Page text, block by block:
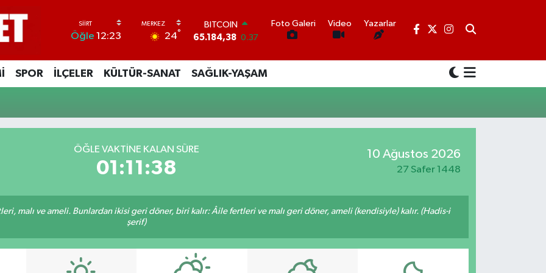
Öğle 12:23 24°
BITCOIN
65.184,38 0.37
47,7239 0.01
EURO
55,1823 -0.06
GRAM ALTIN
Foto Galeri Video Yazarlar
SPOR İLÇELER KÜLTÜR-SANAT SAĞLIK-YAŞAM
ÖĞLE VAKTINE KALAN SÜRE
01:11:37
10 Ağustos 2026
27 Safer 1448
malı ve ameli. Bunlardan ikisi geri döner, biri kalır: Âile fertleri ve malı geri döner, ameli (kendisiyle) kalır. (Hadis-i
şerif)